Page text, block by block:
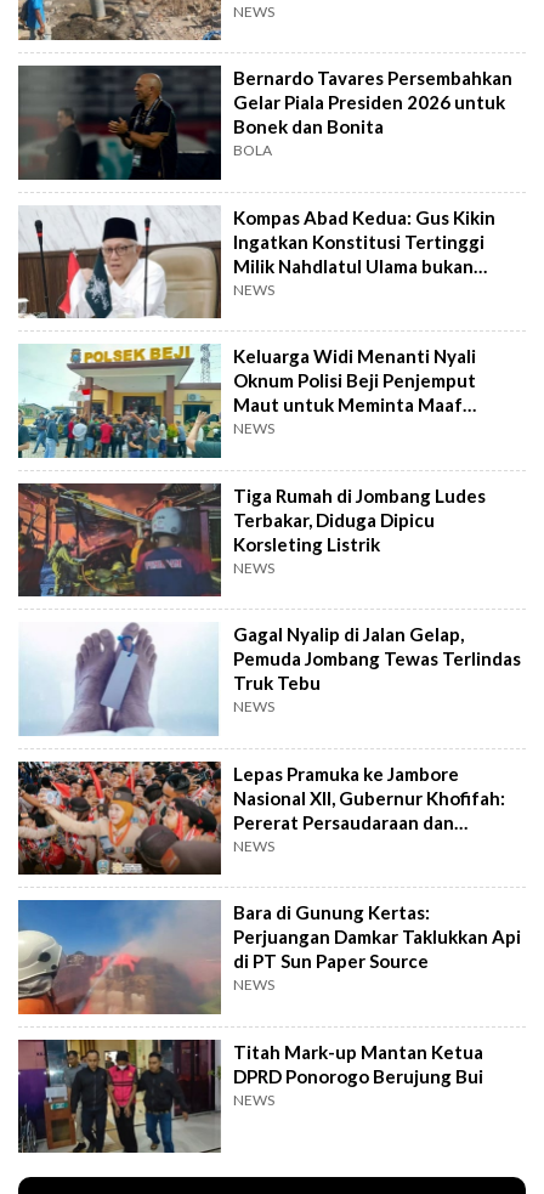
NEWS
Bernardo Tavares Persembahkan
Gelar Piala Presiden 2026 untuk
Bonek dan Bonita
BOLA
Kompas Abad Kedua: Gus Kikin
Ingatkan Konstitusi Tertinggi
Milik Nahdlatul Ulama bukan
AD/ART
NEWS
Keluarga Widi Menanti Nyali
Oknum Polisi Beji Penjemput
Maut untuk Meminta Maaf
Langsung
NEWS
Tiga Rumah di Jombang Ludes
Terbakar, Diduga Dipicu
Korsleting Listrik
NEWS
Gagal Nyalip di Jalan Gelap,
Pemuda Jombang Tewas Terlindas
Truk Tebu
NEWS
Lepas Pramuka ke Jambore
Nasional XII, Gubernur Khofifah:
Pererat Persaudaraan dan
Semangat Nasional
NEWS
Bara di Gunung Kertas:
Perjuangan Damkar Taklukkan Api
di PT Sun Paper Source
NEWS
Titah Mark-up Mantan Ketua
DPRD Ponorogo Berujung Bui
NEWS